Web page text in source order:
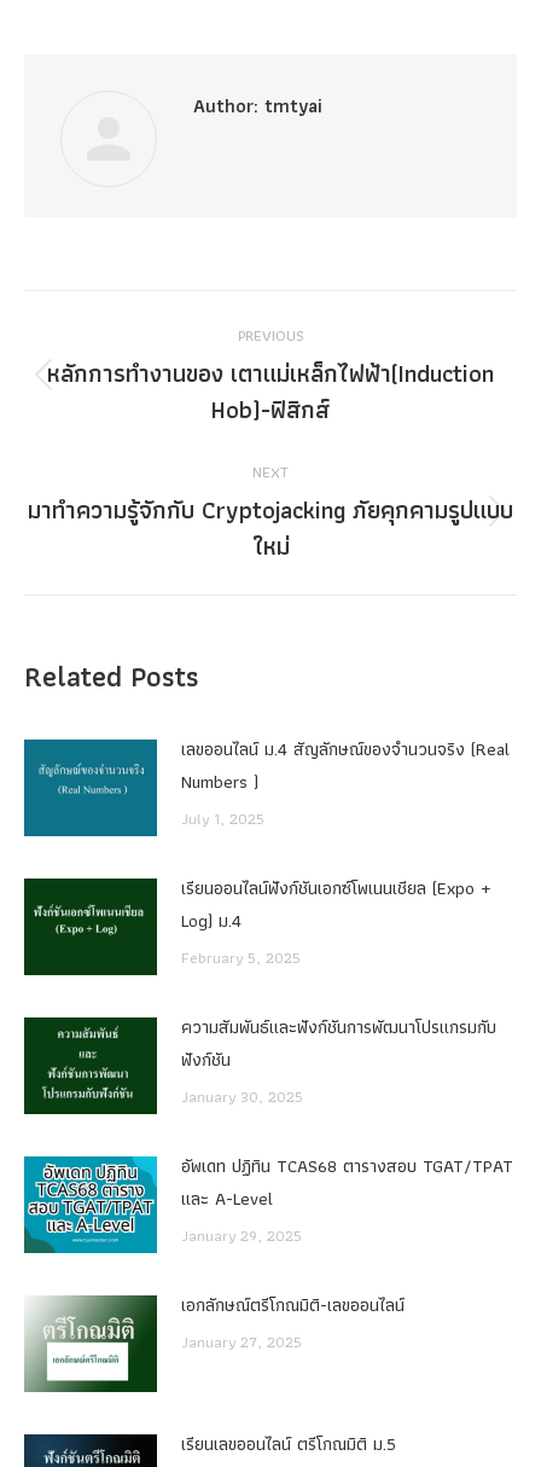
Author: tmtyai
navigation
PREVIOUS
Previous
post:
หลักการทำงานของ เตาแม่เหล็กไฟฟ้า(Induction
Hob)-ฟิสิกส์
NEXT
Next
post:
มาทำความรู้จักกับ Cryptojacking ภัยคุกคามรูปแบบ
ใหม่
Related Posts
เลขออนไลน์ ม.4 สัญลักษณ์ของจำนวนจริง (Real
Numbers )
July 1, 2025
เรียนออนไลน์ฟังก์ชันเอกซ์โพเนนเชียล (Expo +
Log) ม.4
February 5, 2025
ความสัมพันธ์และฟังก์ชันการพัฒนาโปรแกรมกับ
ฟังก์ชัน
January 30, 2025
อัพเดท ปฏิทิน TCAS68 ตารางสอบ TGAT/TPAT
และ A-Level
January 29, 2025
เอกลักษณ์ตรีโกณมิติ-เลขออนไลน์
January 27, 2025
เรียนเลขออนไลน์ ตรีโกณมิติ ม.5